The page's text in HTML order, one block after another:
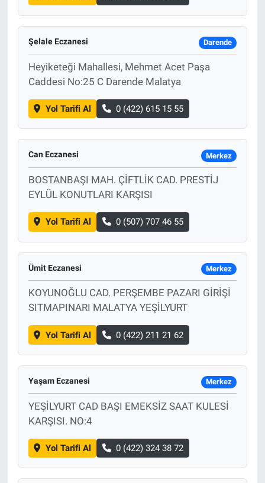
Şelale Eczanesi Darende
Heyiketeği Mahallesi, Mehmet Acet Paşa
Caddesi No:25 C Darende Malatya
Yol Tarifi Al 0 (422) 615 15 55
Can Eczanesi Merkez
BOSTANBAŞI MAH. ÇİFTLİK CAD. PRESTİJ
EYLÜL KONUTLARI KARŞISI
Yol Tarifi Al 0 (507) 707 46 55
Ümit Eczanesi Merkez
KOYUNOĞLU CAD. PERŞEMBE PAZARI GİRİŞİ
SITMAPINARI MALATYA YEŞİLYURT
Yol Tarifi Al 0 (422) 211 21 62
Yaşam Eczanesi Merkez
YEŞİLYURT CAD BAŞI EMEKSİZ SAAT KULESİ
KARŞISI. NO:4
Yol Tarifi Al 0 (422) 324 38 72